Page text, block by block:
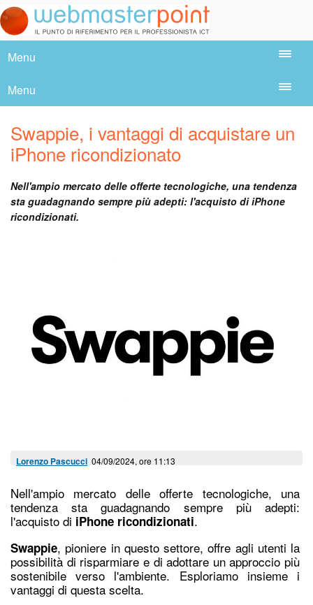
Menu
Menu
Swappie, i vantaggi di acquistare un
iPhone ricondizionato
Nell'ampio mercato delle offerte tecnologiche, una tendenza
sta guadagnando sempre più adepti: l'acquisto di iPhone
ricondizionati.
Lorenzo Pascucci 04/09/2024, ore 11:13
Nell'ampio mercato delle offerte tecnologiche, una
tendenza sta guadagnando sempre più adepti:
l'acquisto di iPhone ricondizionati.
Swappie, pioniere in questo settore, offre agli utenti la
possibilità di risparmiare e di adottare un approccio più
sostenibile verso l'ambiente. Esploriamo insieme i
vantaggi di questa scelta.